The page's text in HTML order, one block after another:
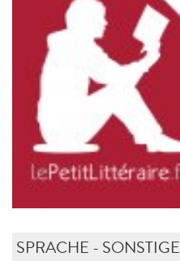
SPRACHE - SONSTIGE